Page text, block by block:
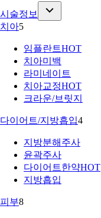
시술정보
치아5
임플란트HOT
치아미백
라미네이트
치아교정HOT
크라운/브릿지
다이어트/지방흡입4
지방분해주사
윤곽주사
다이어트한약HOT
지방흡입
피부8